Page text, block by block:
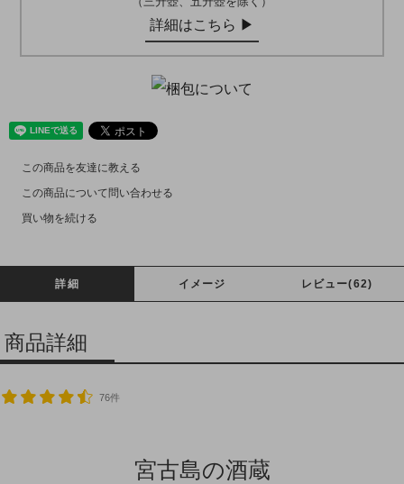
詳細はこちら ▶︎
この商品を友達に教える
この商品について問い合わせる
買い物を続ける
詳細 イメージ レビュー(62)
商品詳細
76件
宮古島の酒蔵